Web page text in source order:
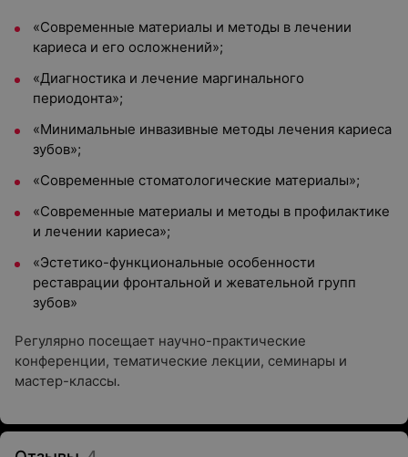
«Современные материалы и методы в лечении
кариеса и его осложнений»;
«Диагностика и лечение маргинального
периодонта»;
«Минимальные инвазивные методы лечения кариеса
зубов»;
«Современные стоматологические материалы»;
«Современные материалы и методы в профилактике
и лечении кариеса»;
«Эстетико-функциональные особенности
реставрации фронтальной и жевательной групп
зубов»
Регулярно посещает научно-практические
конференции, тематические лекции, семинары и
мастер-классы.